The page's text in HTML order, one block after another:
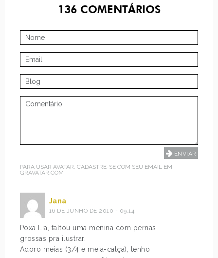
136COMENTÁRIOS
PARA USAR AVATAR, CADASTRE-SE COM SEU EMAIL EM
GRAVATAR.COM
Jana
16 DE JUNHO DE 2010 - 09:14
Poxa Lia, faltou uma menina com pernas
grossas pra ilustrar.
Adoro meias (3/4 e meia-calça), tenho